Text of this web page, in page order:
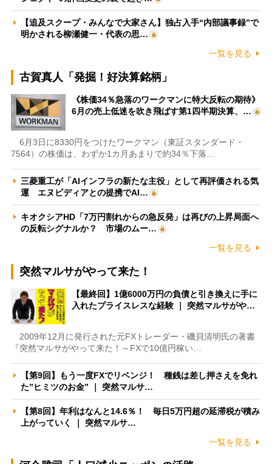
【追及スクープ・みんなで大家さん】独占入手“内部議事録”で
明かされる柳瀬健一・代表の思…
一覧を見る
古賀真人「発掘！好決算銘柄」
《株価34％急落のワークマンに特大反転の期待》
6月の売上低迷を吹き飛ばす第1四半期決算、…
6月3日に8330円をつけたワークマン（東証スタンダード・
7564）の株価は、わずか1カ月あまりで約34％下落…
三菱重工が「AIインフラの新たな主役」として再評価される気
運 エヌビディアとの提携でAI…
キオクシアHD「7万円割れからの急反発」は再びの上昇局面へ
の反転シグナルか？ 市場のムー…
一覧を見る
突然マルサがやって来た！
【最終回】1億6000万円の負債と引き換えに手に
入れたプライスレスな経験 ｜ 突然マルサがや…
2009年12月に発行された元FXトレーダー・磯貝清明氏の著書
『突然マルサがやって来た！～FXで10億円稼い…
【第9回】もう一度FXでリベンジ！ 種銭は差し押さえを免れ
た”ヒミツのお金” ｜ 突然マルサ…
【第8回】年利はなんと14.6％！ 毎日5万円超の延滞税が積み
上がっていく ｜ 突然マルサ…
一覧を見る